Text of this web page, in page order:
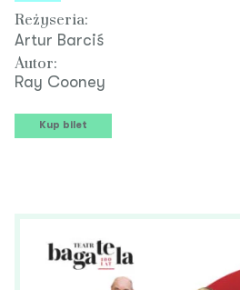
Reżyseria:
Artur Barciś
Autor:
Ray Cooney
Kup bilet